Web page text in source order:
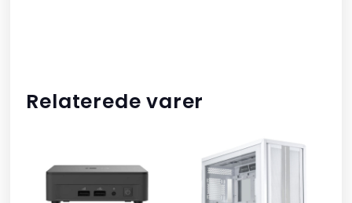
Relaterede varer